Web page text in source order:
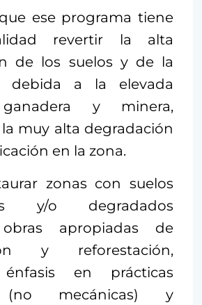
ese programa tiene
revertir la alta
de los suelos y de la
debida a la elevada
y minera,
muy alta degradación
en la zona.
zonas con suelos
y/o degradados
apropiadas de
y reforestación,
en prácticas
(no mecánicas) y